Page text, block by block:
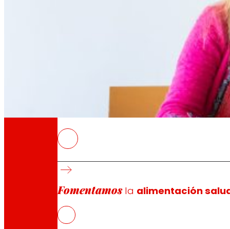
A través de nuestra Fundación
Compromisos EROSKI
Fomentamosla alimentación
sobre alimentación, salud y seguridad
El convenio ha sido suscrito
la Fundación Eroski